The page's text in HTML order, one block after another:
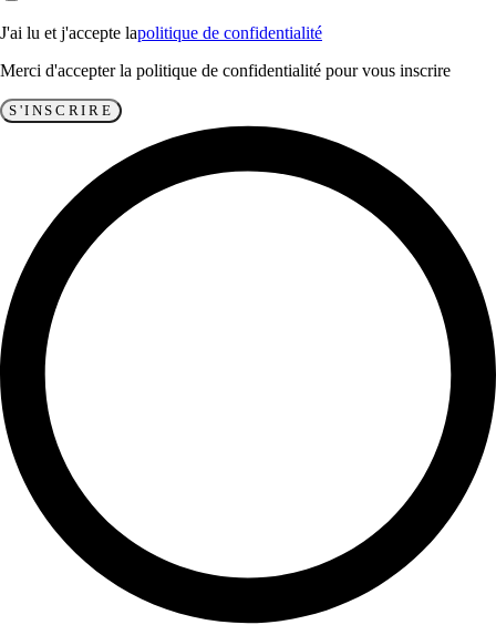
J'ai lu et j'accepte lapolitique de confidentialité
Merci d'accepter la politique de confidentialité pour vous inscrire
S'INSCRIRE